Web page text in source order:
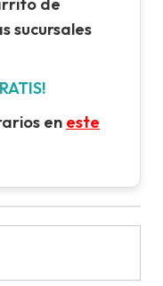
sucursales
en este